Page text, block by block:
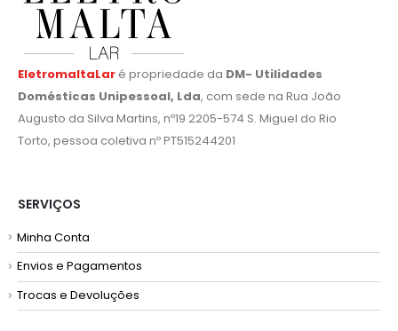
EletromaltaLar é propriedade da DM- Utilidades
Domésticas Unipessoal, Lda, com sede na Rua João
Augusto da Silva Martins, nº19 2205-574 S. Miguel do Rio
Torto, pessoa coletiva nº PT515244201
SERVIÇOS
Minha Conta
Envios e Pagamentos
Trocas e Devoluções